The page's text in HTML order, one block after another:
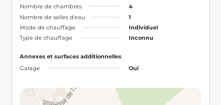
Nombre de chambres
4
Nombre de salles d'eau
1
Mode de chauffage
Individuel
Type de chauffage
Inconnu
Annexes et surfaces additionnelles
Garage
Oui